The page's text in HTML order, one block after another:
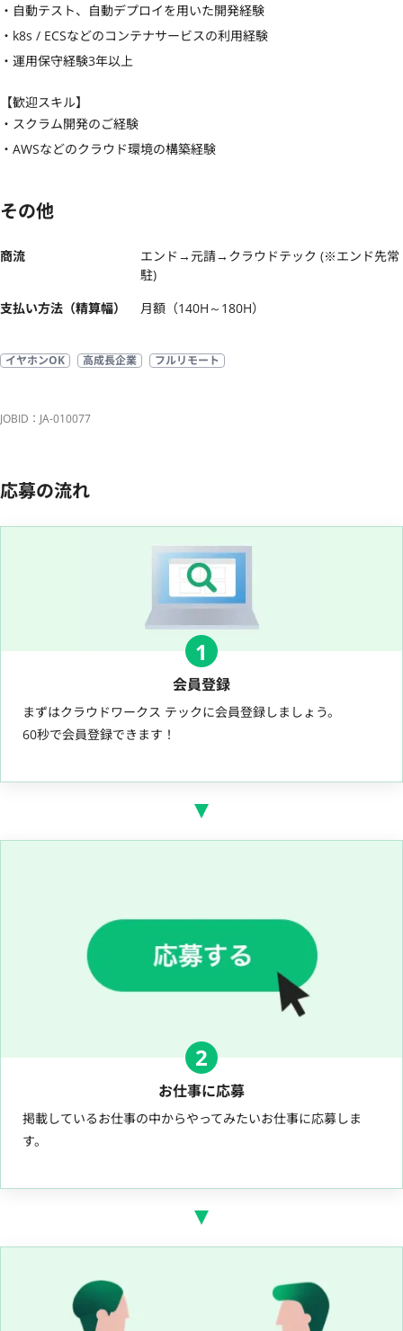
・自動テスト、自動デプロイを用いた開発経験
・k8s / ECSなどのコンテナサービスの利用経験
・運用保守経験3年以上
【歓迎スキル】
・スクラム開発のご経験
・AWSなどのクラウド環境の構築経験
その他
商流
エンド→元請→クラウドテック (※エンド先常
駐)
支払い方法（精算幅）
月額（140H～180H）
イヤホンOK 高成長企業 フルリモート
JOBID：JA-010077
応募の流れ
1
会員登録
まずはクラウドワークス テックに会員登録しましょう。
60秒で会員登録できます！
2
お仕事に応募
掲載しているお仕事の中からやってみたいお仕事に応募しま
す。